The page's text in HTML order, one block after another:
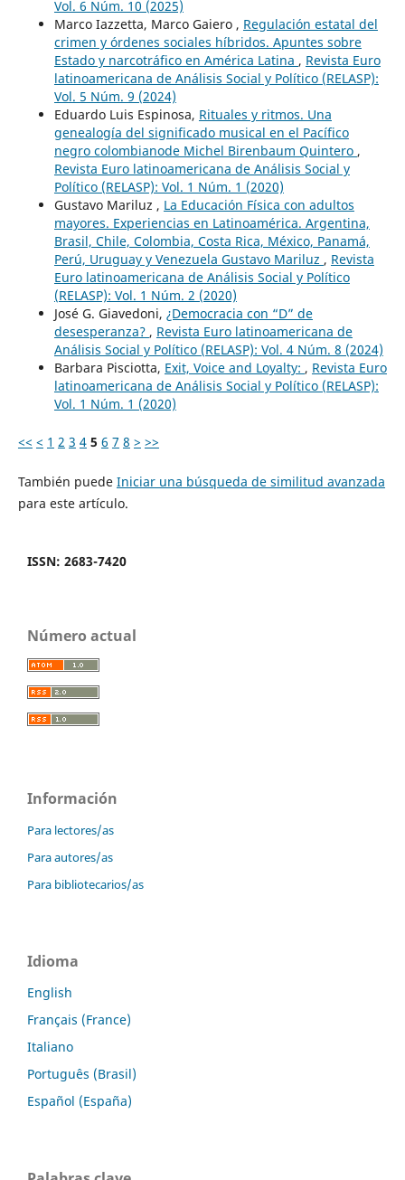
Vol. 6 Núm. 10 (2025)
Marco Iazzetta, Marco Gaiero , Regulación estatal del
crimen y órdenes sociales híbridos. Apuntes sobre
Estado y narcotráfico en América Latina , Revista Euro
latinoamericana de Análisis Social y Político (RELASP):
Vol. 5 Núm. 9 (2024)
Eduardo Luis Espinosa, Rituales y ritmos. Una
genealogía del significado musical en el Pacífico
negro colombianode Michel Birenbaum Quintero ,
Revista Euro latinoamericana de Análisis Social y
Político (RELASP): Vol. 1 Núm. 1 (2020)
Gustavo Mariluz , La Educación Física con adultos
mayores. Experiencias en Latinoamérica. Argentina,
Brasil, Chile, Colombia, Costa Rica, México, Panamá,
Perú, Uruguay y Venezuela Gustavo Mariluz , Revista
Euro latinoamericana de Análisis Social y Político
(RELASP): Vol. 1 Núm. 2 (2020)
José G. Giavedoni, ¿Democracia con “D” de
desesperanza? , Revista Euro latinoamericana de
Análisis Social y Político (RELASP): Vol. 4 Núm. 8 (2024)
Barbara Pisciotta, Exit, Voice and Loyalty: , Revista Euro
latinoamericana de Análisis Social y Político (RELASP):
Vol. 1 Núm. 1 (2020)
<< < 1 2 3 4 5 6 7 8 > >>
También puede Iniciar una búsqueda de similitud avanzada
para este artículo.
ISSN: 2683-7420
Número actual
Información
Para lectores/as
Para autores/as
Para bibliotecarios/as
Idioma
English
Français (France)
Italiano
Português (Brasil)
Español (España)